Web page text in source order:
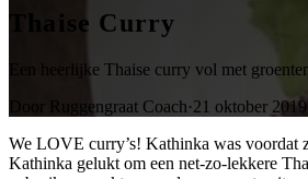
Thaise Curry
Een heerlijke Thaise curry vol met
Door Ruggengraat Coach·21 oktober 2019
We LOVE curry’s! Kathinka was voordat
Kathinka gelukt om een net-zo-lekkere